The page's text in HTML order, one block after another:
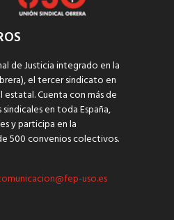
de Justicia integrado en la
el tercer sindicato en
Cuenta con más de
en toda España,
y participa en la
500 convenios colectivos.
uso.es